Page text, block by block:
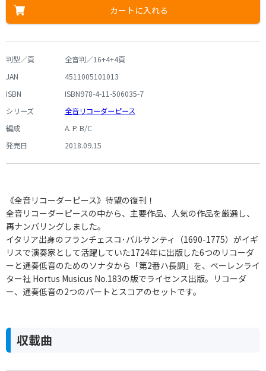
カートに入れる
判型／頁
全音判／16+4+4頁
JAN
4511005101013
ISBN
ISBN978-4-11-506035-7
シリーズ
全音リコーダーピース
編成
A. P. B/C
発売日
2018.09.15
《全音リコーダーピース》待望の復刊！
全音リコーダーピースの中から、主要作品、人気の作品を厳選し、
再ナンバリングしました。
イタリア出身のフランチェスコ･バルサンティ（1690-1775）がイギ
リスで演奏家として活躍していた1724年に出版した6つのリコーダ
ーと通奏低音のためのソナタから「第2番ハ長調」を、ベーレンライ
ター社 Hortus Musicus No.183の版でライセンス出版。リコーダ
ー、通奏低音の2つのパートとスコアのセットです。
収載曲